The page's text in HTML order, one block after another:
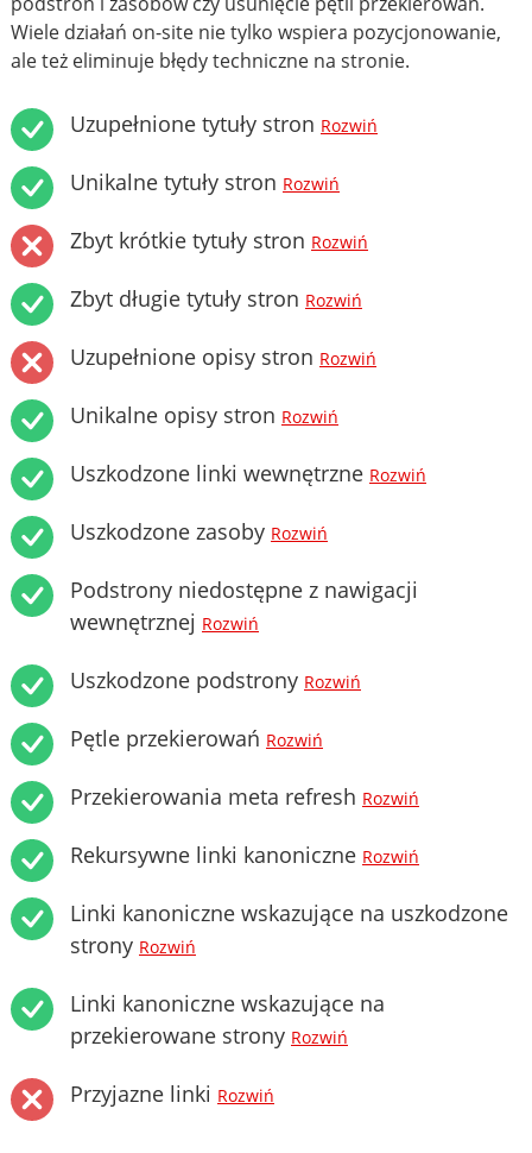
Wiele działań on-site nie tylko wspiera pozycjonowanie,
ale też eliminuje błędy techniczne na stronie.
Uzupełnione tytuły stron Rozwiń
Unikalne tytuły stron Rozwiń
Zbyt krótkie tytuły stron Rozwiń
Zbyt długie tytuły stron Rozwiń
Uzupełnione opisy stron Rozwiń
Unikalne opisy stron Rozwiń
Uszkodzone linki wewnętrzne Rozwiń
Uszkodzone zasoby Rozwiń
Podstrony niedostępne z nawigacji
wewnętrznej Rozwiń
Uszkodzone podstrony Rozwiń
Pętle przekierowań Rozwiń
Przekierowania meta refresh Rozwiń
Rekursywne linki kanoniczne Rozwiń
Linki kanoniczne wskazujące na uszkodzone
strony Rozwiń
Linki kanoniczne wskazujące na
przekierowane strony Rozwiń
Przyjazne linki Rozwiń